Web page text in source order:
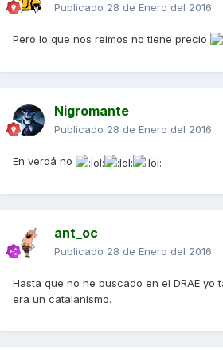
Publicado 28 de Enero del 2016
Pero lo que nos reimos no tiene precio
Nigromante
Publicado 28 de Enero del 2016
En verdá no
ant_oc
Publicado 28 de Enero del 2016
Hasta que no he buscado en el DRAE yo
era un catalanismo.